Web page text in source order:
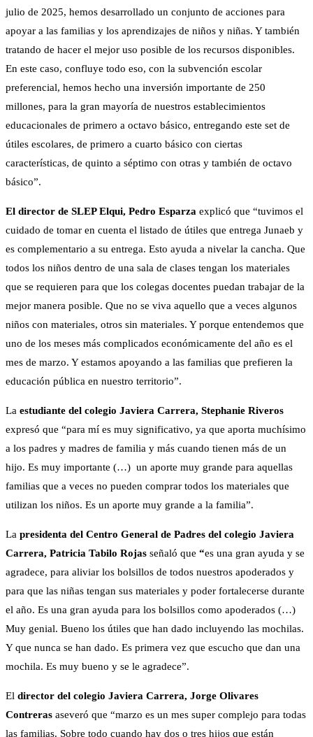
julio de 2025, hemos desarrollado un conjunto de acciones para
apoyar a las familias y los aprendizajes de niños y niñas. Y también
tratando de hacer el mejor uso posible de los recursos disponibles.
En este caso, confluye todo eso, con la subvención escolar
preferencial, hemos hecho una inversión importante de 250
millones, para la gran mayoría de nuestros establecimientos
educacionales de primero a octavo básico, entregando este set de
útiles escolares, de primero a cuarto básico con ciertas
características, de quinto a séptimo con otras y también de octavo
básico”.
El director de SLEP Elqui, Pedro Esparza explicó que “tuvimos el
cuidado de tomar en cuenta el listado de útiles que entrega Junaeb y
es complementario a su entrega. Esto ayuda a nivelar la cancha. Que
todos los niños dentro de una sala de clases tengan los materiales
que se requieren para que los colegas docentes puedan trabajar de la
mejor manera posible. Que no se viva aquello que a veces algunos
niños con materiales, otros sin materiales. Y porque entendemos que
uno de los meses más complicados económicamente del año es el
mes de marzo. Y estamos apoyando a las familias que prefieren la
educación pública en nuestro territorio”.
La estudiante del colegio Javiera Carrera, Stephanie Riveros
expresó que “para mí es muy significativo, ya que aporta muchísimo
a los padres y madres de familia y más cuando tienen más de un
hijo. Es muy importante (…) un aporte muy grande para aquellas
familias que a veces no pueden comprar todos los materiales que
utilizan los niños. Es un aporte muy grande a la familia”.
La presidenta del Centro General de Padres del colegio Javiera
Carrera, Patricia Tabilo Rojas señaló que “es una gran ayuda y se
agradece, para aliviar los bolsillos de todos nuestros apoderados y
para que las niñas tengan sus materiales y poder fortalecerse durante
el año. Es una gran ayuda para los bolsillos como apoderados (…)
Muy genial. Bueno los útiles que han dado incluyendo las mochilas.
Y que nunca se han dado. Es primera vez que escucho que dan una
mochila. Es muy bueno y se le agradece”.
El director del colegio Javiera Carrera, Jorge Olivares
Contreras aseveró que “marzo es un mes super complejo para todas
las familias. Sobre todo cuando hay dos o tres hijos que están